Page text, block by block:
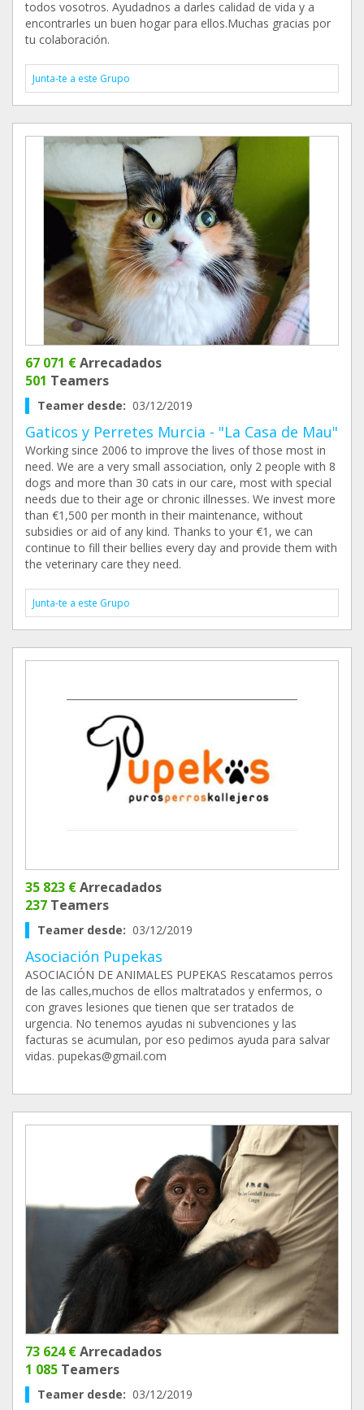
todos vosotros. Ayudadnos a darles calidad de vida y a
encontrarles un buen hogar para ellos.Muchas gracias por
tu colaboración.
Junta-te a este Grupo
67 071 €Arrecadados
501 Teamers
Teamer desde: 03/12/2019
Gaticos y Perretes Murcia - "La Casa de Mau"
Working since 2006 to improve the lives of those most in
need. We are a very small association, only 2 people with 8
dogs and more than 30 cats in our care, most with special
needs due to their age or chronic illnesses. We invest more
than €1,500 per month in their maintenance, without
subsidies or aid of any kind. Thanks to your €1, we can
continue to fill their bellies every day and provide them with
the veterinary care they need.
Junta-te a este Grupo
35 823 €Arrecadados
237 Teamers
Teamer desde: 03/12/2019
Asociación Pupekas
ASOCIACIÓN DE ANIMALES PUPEKAS Rescatamos perros
de las calles,muchos de ellos maltratados y enfermos, o
con graves lesiones que tienen que ser tratados de
urgencia. No tenemos ayudas ni subvenciones y las
facturas se acumulan, por eso pedimos ayuda para salvar
vidas. pupekas@gmail.com
73 624 €Arrecadados
1 085 Teamers
Teamer desde: 03/12/2019